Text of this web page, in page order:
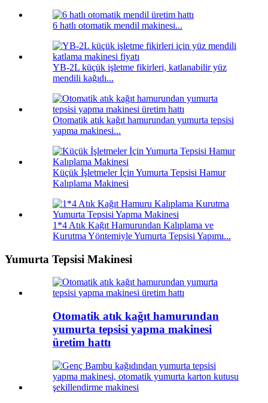
6 hatlı otomatik mendil makinesi...
YB-2L küçük işletme fikirleri, katlanabilir yüz
mendili kağıdı...
Otomatik atık kağıt hamurundan yumurta tepsisi
yapma makinesi...
Küçük İşletmeler İçin Yumurta Tepsisi Hamur
Kalıplama Makinesi
1*4 Atık Kağıt Hamurundan Kalıplama ve
Kurutma Yöntemiyle Yumurta Tepsisi Yapımı...
Yumurta Tepsisi Makinesi
Otomatik atık kağıt hamurundan
yumurta tepsisi yapma makinesi
üretim hattı